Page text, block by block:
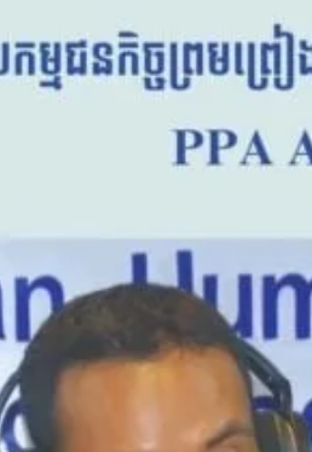
ថានអីជាដើម។ លោកក៏នៅជាប់បន្តការសិ